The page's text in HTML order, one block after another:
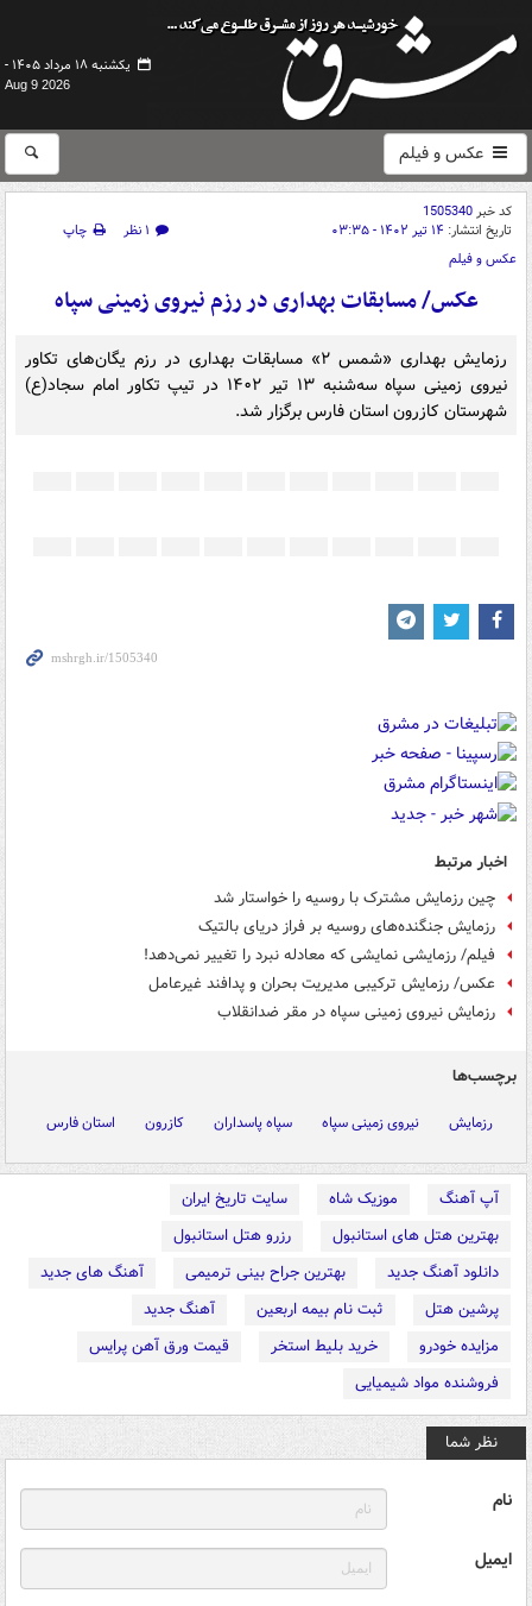
یکشنبه ۱۸ مرداد ۱۴۰۵ -
Aug 9 2026
عکس و فیلم
کد خبر1505340
تاریخ انتشار: ۱۴ تیر ۱۴۰۲ - ۰۳:۳۵ ۱ نظر
چاپ
عکس و فیلم
عکس/ مسابقات بهداری در رزم نیروی زمینی سپاه
رزمایش بهداری «شمس ۲» مسابقات بهداری در رزم یگان‌های تکاور
نیروی زمینی سپاه سه‌شنبه ۱۳ تیر ۱۴۰۲ در تیپ تکاور امام سجاد(ع)
شهرستان کازرون استان فارس برگزار شد.
اخبار مرتبط
چین رزمایش‌ مشترک با روسیه را خواستار شد
رزمایش جنگنده‌های روسیه بر فراز دریای بالتیک
فیلم/ رزمایشی نمایشی که معادله نبرد را تغییر نمی‌دهد!
عکس/ رزمایش ترکیبی مدیریت بحران و پدافند غیرعامل
رزمایش نیروی زمینی سپاه در مقر ضدانقلاب
برچسب‌ها
رزمایش نیروی زمینی سپاه سپاه پاسداران کازرون استان فارس
آپ آهنگ موزیک شاه
سایت تاریخ ایران
بهترین هتل های استانبول
رزرو هتل استانبول
دانلود آهنگ جدید
بهترین جراح بینی ترمیمی
آهنگ های جدید
پرشین هتل
ثبت نام بیمه اربعین
آهنگ جدید
مزایده خودرو
خرید بلیط استخر
قیمت ورق آهن پرایس
فروشنده مواد شیمیایی
نظر شما
نام
ایمیل